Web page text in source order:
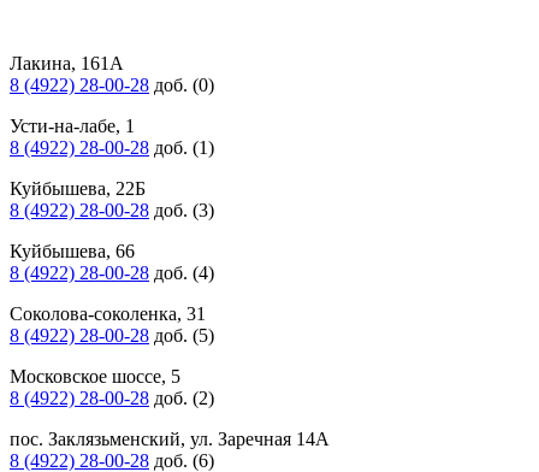
Лакина, 161А
8 (4922) 28-00-28 доб. (0)
Усти-на-лабе, 1
8 (4922) 28-00-28 доб. (1)
Куйбышева, 22Б
8 (4922) 28-00-28 доб. (3)
Куйбышева, 66
8 (4922) 28-00-28 доб. (4)
Соколова-соколенка, 31
8 (4922) 28-00-28 доб. (5)
Московское шоссе, 5
8 (4922) 28-00-28 доб. (2)
пос. Заклязьменский, ул. Заречная 14А
8 (4922) 28-00-28 доб. (6)